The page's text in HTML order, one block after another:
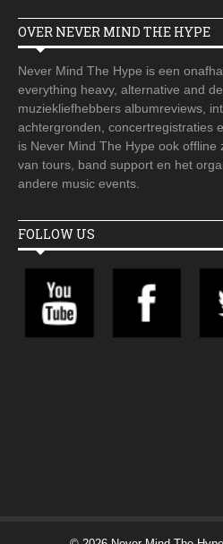
OVER NEVER MIND THE HYPE
Never Mind The Hype is een
everything heavy, alternative and
muziekliefhebbers albumreviews,
achtergronden, concertregistraties
is Never Mind The Hype ook
van tours, band support en het
andere music events.
FOLLOW US